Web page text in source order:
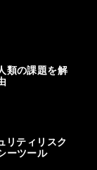
類の課題を解
リティリスク
ーツール